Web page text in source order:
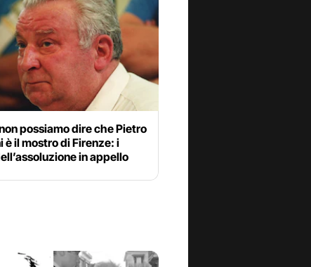
possiamo dire che Pietro
è il mostro di Firenze: i
in appello